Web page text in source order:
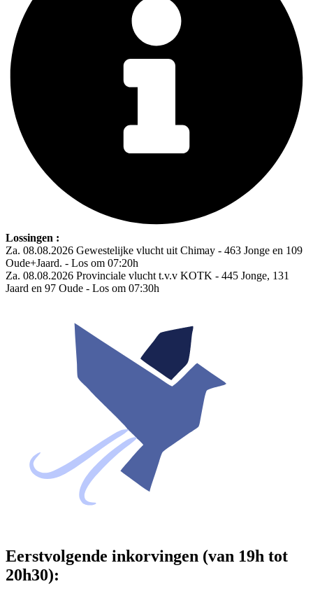
Lossingen :
Za. 08.08.2026 Gewestelijke vlucht uit Chimay - 463 Jonge en 109
Oude+Jaard. - Los om 07:20h
Za. 08.08.2026 Provinciale vlucht t.v.v KOTK - 445 Jonge, 131
Jaard en 97 Oude - Los om 07:30h
Eerstvolgende inkorvingen (van 19h tot
20h30):